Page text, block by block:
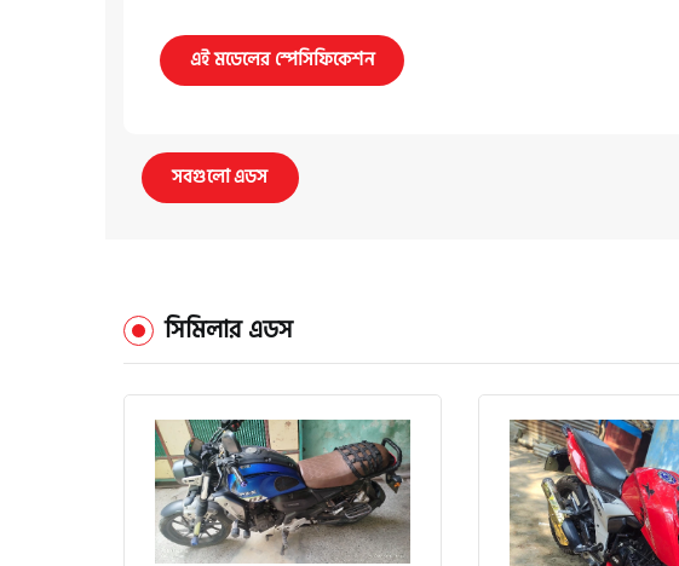
এই মডেলের স্পেসিফিকেশন
সবগুলো এডস
সিমিলার এডস